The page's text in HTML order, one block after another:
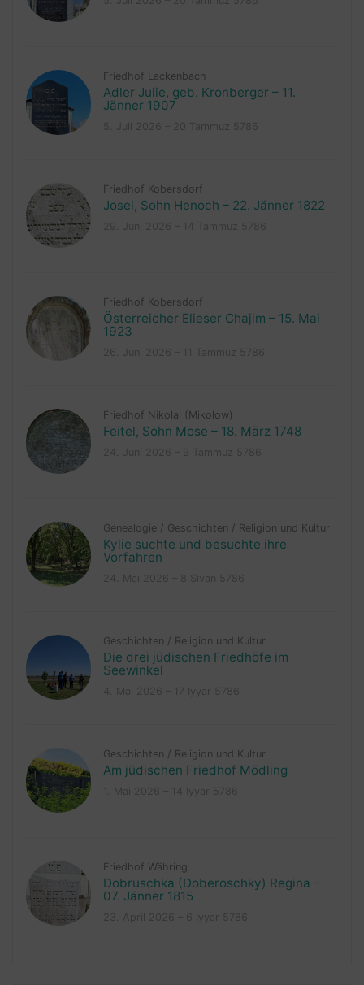
Friedhof Lackenbach
Adler Julie, geb. Kronberger – 11.
Jänner 1907
Friedhof Kobersdorf
Josel, Sohn Henoch – 22. Jänner 1822
Friedhof Kobersdorf
Österreicher Elieser Chajim – 15. Mai
1923
Friedhof Nikolai (Mikolow)
Feitel, Sohn Mose – 18. März 1748
Genealogie / Geschichten / Religion und Kultur
Kylie suchte und besuchte ihre
Vorfahren
Geschichten / Religion und Kultur
Die drei jüdischen Friedhöfe im
Seewinkel
Geschichten / Religion und Kultur
Am jüdischen Friedhof Mödling
Friedhof Währing
Dobruschka (Doberoschky) Regina –
07. Jänner 1815